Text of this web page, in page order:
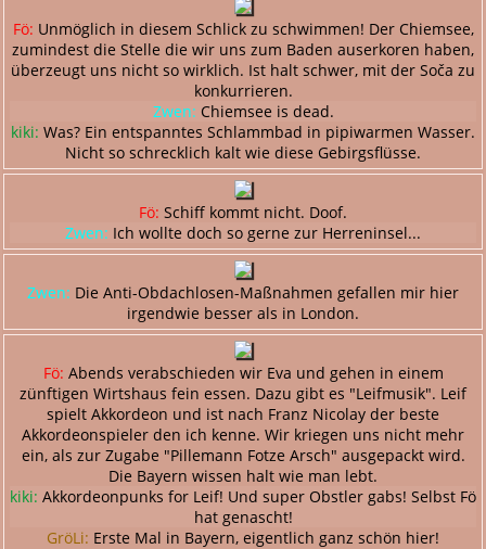
Fö: Unmöglich in diesem Schlick zu schwimmen! Der Chiemsee,
zumindest die Stelle die wir uns zum Baden auserkoren haben,
überzeugt uns nicht so wirklich. Ist halt schwer, mit der Soča zu
konkurrieren.
Zwen: Chiemsee is dead.
kiki: Was? Ein entspanntes Schlammbad in pipiwarmen Wasser.
Nicht so schrecklich kalt wie diese Gebirgsflüsse.
Fö: Schiff kommt nicht. Doof.
Zwen: Ich wollte doch so gerne zur Herreninsel...
Zwen: Die Anti-Obdachlosen-Maßnahmen gefallen mir hier
irgendwie besser als in London.
Fö: Abends verabschieden wir Eva und gehen in einem
zünftigen Wirtshaus fein essen. Dazu gibt es "Leifmusik". Leif
spielt Akkordeon und ist nach Franz Nicolay der beste
Akkordeonspieler den ich kenne. Wir kriegen uns nicht mehr
ein, als zur Zugabe "Pillemann Fotze Arsch" ausgepackt wird.
Die Bayern wissen halt wie man lebt.
kiki: Akkordeonpunks for Leif! Und super Obstler gabs! Selbst Fö
hat genascht!
GröLi: Erste Mal in Bayern, eigentlich ganz schön hier!